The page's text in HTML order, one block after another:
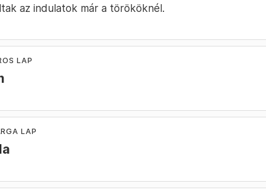
az indulatok már a törököknél.
LAP
LAP